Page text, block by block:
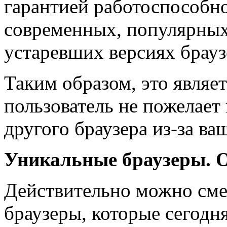
гарантией
современных,
устаревших версиях
Таким образом, это
пользователь не
другого браузера из-за
Уникальные браузеры.
Действительно можно
браузеры, которые